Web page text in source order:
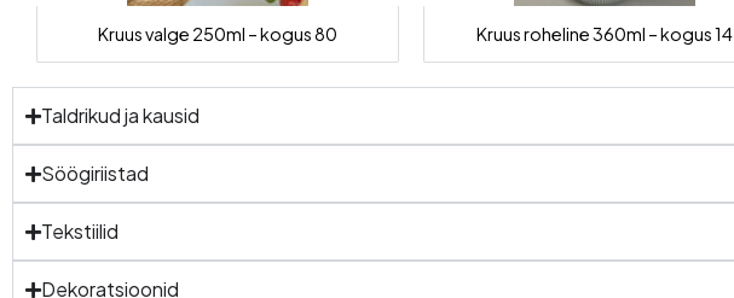
Kruus valge 250ml – kogus 80 Kruus roheline 360ml – kogus 14
Taldrikud ja kausid
Söögiriistad
Tekstiilid
Dekoratsioonid